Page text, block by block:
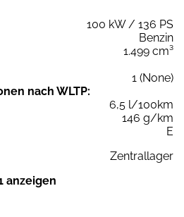
100 kW / 136 PS
Benzin
1.499 cm³
1 (None)
nach WLTP:
6,5 l/100km
146 g/km
E
Zentrallager
anzeigen